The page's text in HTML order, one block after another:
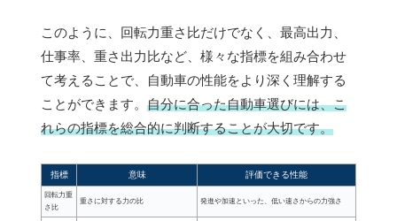
このように、回転力重さ比だけでなく、最高出力、
仕事率、重さ出力比など、様々な指標を組み合わせ
て考えることで、自動車の性能をより深く理解する
ことができます。 自分に合った自動車選びには、こ
れらの指標を総合的に判断することが大切です。
指標 意味 評価できる性能
回転力重
さ比
重さに対する力の比 発進や加速といった、低い速さからの力強さ